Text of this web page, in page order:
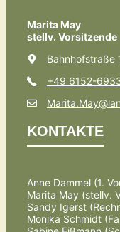
Marita May
stellv. Vorsitzende
Bahnhofstraße
+49 6152-
KONTAKTE
Anne Dammel (1.
Marita May (stellv.
Sandy Igerst
Monika Schmidt